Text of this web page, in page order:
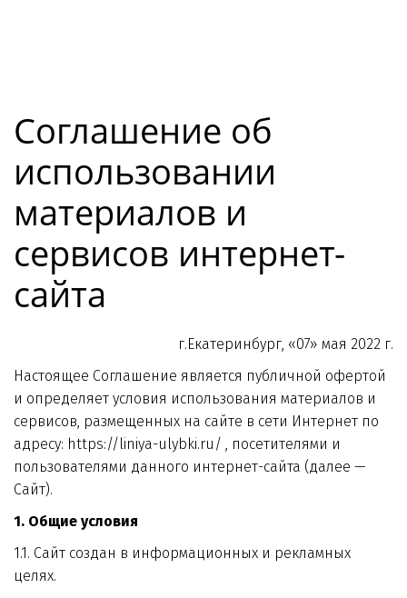
Соглашение об
использовании
материалов и
сервисов интернет-
сайта
г.Екатеринбург, «07» мая 2022 г.
Настоящее Соглашение является публичной офертой
и определяет условия использования материалов и
сервисов, размещенных на сайте в сети Интернет по
адресу: https://liniya-ulybki.ru/ , посетителями и
пользователями данного интернет-сайта (далее —
Сайт).
1. Общие условия
1.1. Сайт создан в информационных и рекламных
целях.